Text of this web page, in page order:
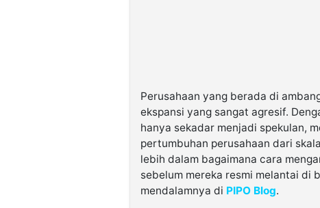
Perusahaan yang berada di
ekspansi yang sangat agresif.
hanya sekadar menjadi spekulan,
pertumbuhan perusahaan dari
lebih dalam bagaimana cara
sebelum mereka resmi melantai di
mendalamnya di PIPO Blog.